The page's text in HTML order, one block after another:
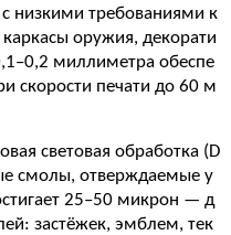
низкими требованиями к
оружия, декорати
миллиметра обеспе
скорости печати до 60 м
световая обработка (D
смолы, отверждаемые у
25–50 микрон — д
застёжек, эмблем, тек